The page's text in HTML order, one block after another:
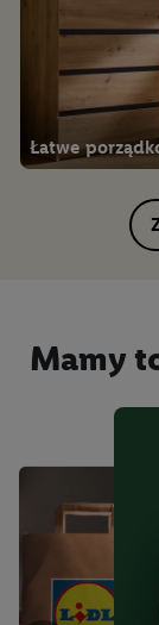
Łatwe
Mamy